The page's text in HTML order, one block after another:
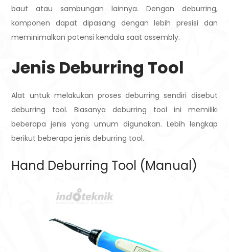
baut atau sambungan lainnya. Dengan deburring,
komponen dapat dipasang dengan lebih presisi dan
meminimalkan potensi kendala saat assembly.
Jenis Deburring Tool
Alat untuk melakukan proses deburring sendiri disebut
deburring tool. Biasanya deburring tool ini memiliki
beberapa jenis yang umum digunakan. Lebih lengkap
berikut beberapa jenis deburring tool.
Hand Deburring Tool (Manual)